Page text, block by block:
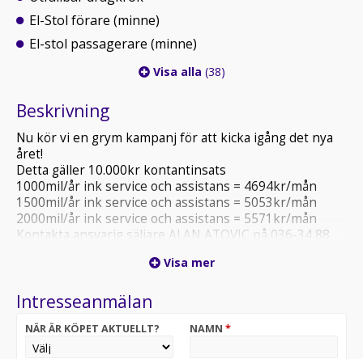
El-Stol förare (minne)
El-stol passagerare (minne)
Visa alla (38)
Beskrivning
Nu kör vi en grym kampanj för att kicka igång det nya
året!
Detta gäller 10.000kr kontantinsats
1000mil/år ink service och assistans = 4694kr/mån
1500mil/år ink service och assistans = 5053kr/mån
2000mil/år ink service och assistans = 5571kr/mån
Kontakta ansvarig säljare ALAN ATOVIC på 036-34 88
visning samt säkerställa att bilen är på plats, Vi tar
Visa mer
Intresseanmälan
NÄR ÄR KÖPET AKTUELLT? NAMN *